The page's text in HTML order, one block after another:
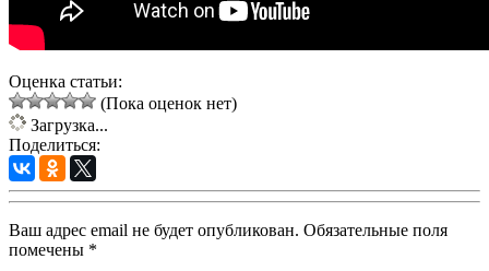
Оценка статьи:
(Пока оценок нет)
Загрузка...
Поделиться:
Ваш адрес email не будет опубликован. Обязательные поля
помечены *